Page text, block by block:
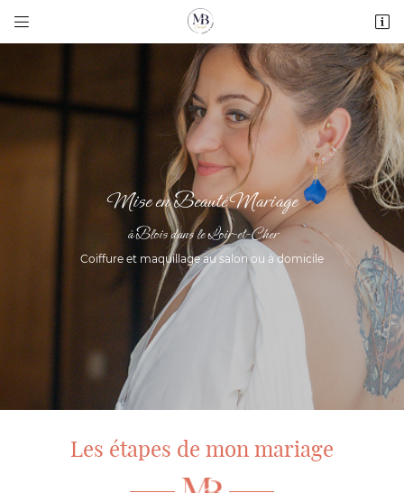
 
41 Avenue du Maréchal Manoury
02 54 74 55 09
 Adresse email de réception
 Recopier le code ci-contre
Rafraîchir le captcha
En cochant cette case, vous consentez à recevoir nos propositions
Mise en Beauté Mariage
à Blois dans le Loir-et-Cher
Coiffure et maquillage au salon ou à domicile
Les étapes de mon mariage